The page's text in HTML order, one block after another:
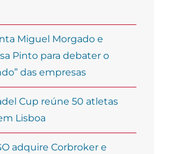
Miguel Morgado e
Pinto para debater o
das empresas
Cup reúne 50 atletas
Lisboa
adquire Corbroker e